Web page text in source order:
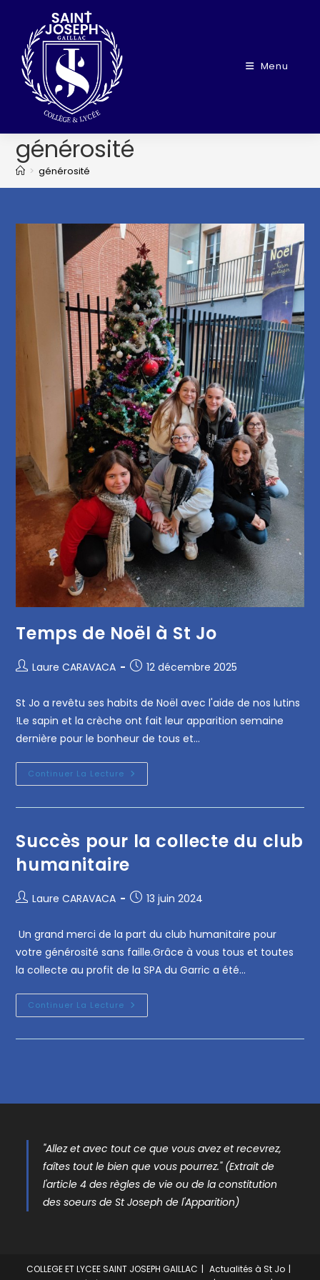
Menu
générosité
> générosité
Temps de Noël à St Jo
Laure CARAVACA 12 décembre 2025
St Jo a revêtu ses habits de Noël avec l'aide de nos lutins
!Le sapin et la crèche ont fait leur apparition semaine
dernière pour le bonheur de tous et…
Continuer La Lecture
Succès pour la collecte du club
humanitaire
Laure CARAVACA 13 juin 2024
Un grand merci de la part du club humanitaire pour
votre générosité sans faille.Grâce à vous tous et toutes
la collecte au profit de la SPA du Garric a été…
Continuer La Lecture
"Allez et avec tout ce que vous avez et recevrez,
faîtes tout le bien que vous pourrez." (Extrait de
l'article 4 des règles de vie ou de la constitution
des soeurs de St Joseph de l'Apparition)
COLLEGE ET LYCEE SAINT JOSEPH GAILLAC
Actualités à St Jo